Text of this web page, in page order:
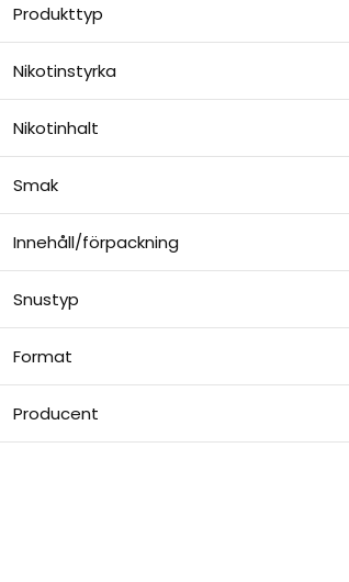
Produkttyp
Nikotinstyrka
Nikotinhalt
Smak
Innehåll/förpackning
Snustyp
Format
Producent